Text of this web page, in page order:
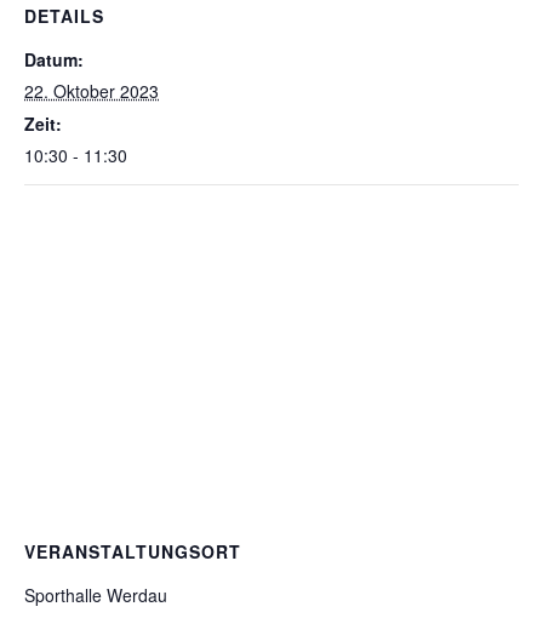
DETAILS
Datum:
22. Oktober 2023
Zeit:
10:30 - 11:30
VERANSTALTUNGSORT
Sporthalle Werdau